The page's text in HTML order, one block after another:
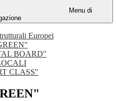
Menu di
Europei
BOARD"
CLASS"